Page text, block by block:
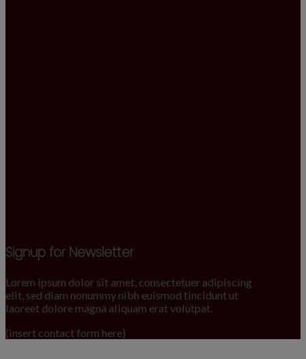
Signup for Newsletter
Lorem ipsum dolor sit amet, consectetuer adipiscing
elit, sed diam nonummy nibh euismod tincidunt ut
laoreet dolore magna aliquam erat volutpat.
(insert contact form here)